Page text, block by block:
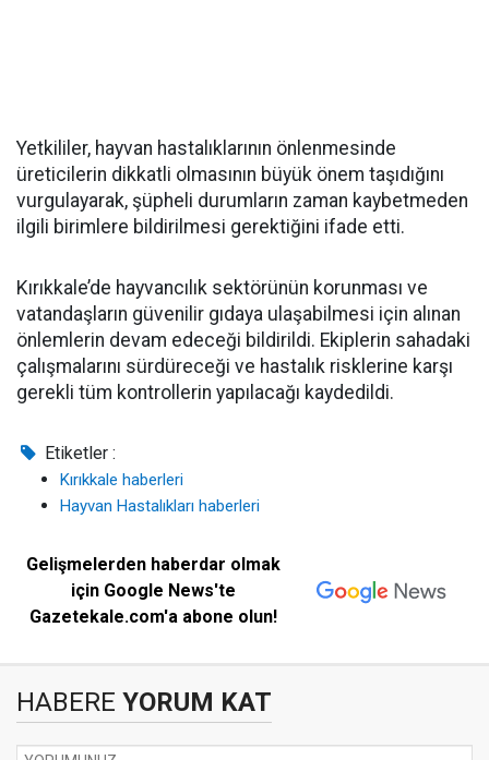
Yetkililer, hayvan hastalıklarının önlenmesinde
üreticilerin dikkatli olmasının büyük önem taşıdığını
vurgulayarak, şüpheli durumların zaman kaybetmeden
ilgili birimlere bildirilmesi gerektiğini ifade etti.
Kırıkkale’de hayvancılık sektörünün korunması ve
vatandaşların güvenilir gıdaya ulaşabilmesi için alınan
önlemlerin devam edeceği bildirildi. Ekiplerin sahadaki
çalışmalarını sürdüreceği ve hastalık risklerine karşı
gerekli tüm kontrollerin yapılacağı kaydedildi.
Etiketler :
Kırıkkale haberleri
Hayvan Hastalıkları haberleri
Gelişmelerden haberdar olmak
için Google News'te
Gazetekale.com'a abone olun!
HABERE YORUM KAT